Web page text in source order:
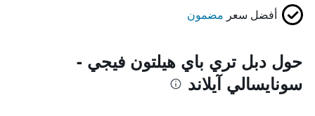
أفضل سعر مضمون
حول دبل تري باي هيلتون فيجي -
سونايسالي آيلاند